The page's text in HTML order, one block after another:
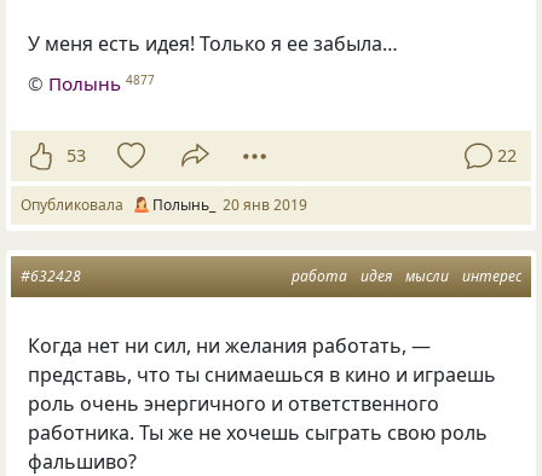
У меня есть идея! Только я ее забыла…
© Полынь 4877
53 22
Опубликовала Полынь_ 20 янв 2019
работа идея мысли интерес
#632428
Когда нет ни сил, ни желания работать, —
представь, что ты снимаешься в кино и играешь
роль очень энергичного и ответственного
работника. Ты же не хочешь сыграть свою роль
фальшиво?